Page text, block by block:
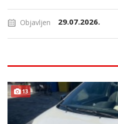
Objavljen 29.07.2026.
13